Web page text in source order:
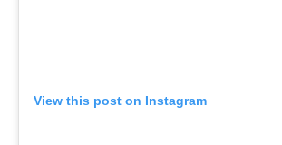
View this post on Instagram